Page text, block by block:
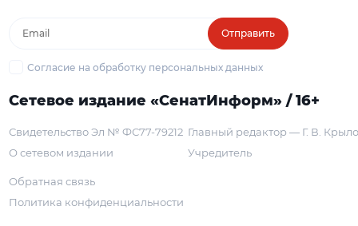
Отправить
Согласие на обработку персональных данных
Сетевое издание «СенатИнформ» / 16+
Свидетельство Эл № ФС77-79212
О сетевом издании
Главный редактор — Г. В.
Учредитель
Обратная связь
Политика конфиденциальности